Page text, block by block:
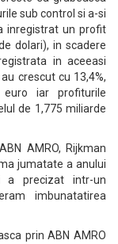
sub control si a-si
inregistrat un profit
dolari), in scadere
in aceeasi
crescut cu 13,4%,
iar profiturile
de 1,775 miliarde
AMRO, Rijkman
jumatate a anului
a precizat intr-un
imbunatatirea
prin ABN AMRO